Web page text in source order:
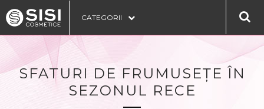
CATEGORII
SFATURI DE FRUMUSEȚE ÎN
SEZONUL RECE